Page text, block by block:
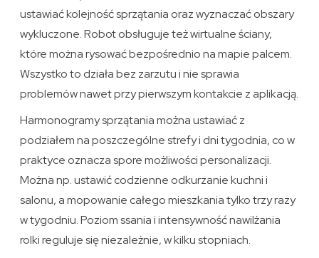
ustawiać kolejność sprzątania oraz wyznaczać obszary
wykluczone. Robot obsługuje też wirtualne ściany,
które można rysować bezpośrednio na mapie palcem.
Wszystko to działa bez zarzutu i nie sprawia
problemów nawet przy pierwszym kontakcie z aplikacją.
Harmonogramy sprzątania można ustawiać z
podziałem na poszczególne strefy i dni tygodnia, co w
praktyce oznacza spore możliwości personalizacji.
Można np. ustawić codzienne odkurzanie kuchni i
salonu, a mopowanie całego mieszkania tylko trzy razy
w tygodniu. Poziom ssania i intensywność nawilżania
rolki reguluje się niezależnie, w kilku stopniach.